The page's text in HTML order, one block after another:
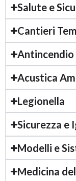
Salute e
Cantieri
Antincendio
Acustica
Legionella
Sicurezza e
Modelli e
Medicina